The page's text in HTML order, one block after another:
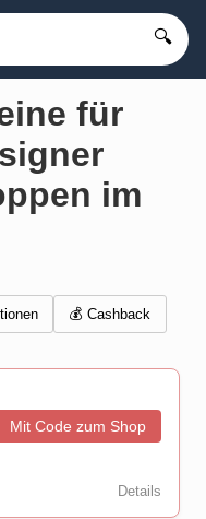
🔍
für
im
💰 Cashback
Mit Code zum Shop
Details